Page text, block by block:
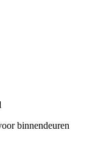
binnendeuren